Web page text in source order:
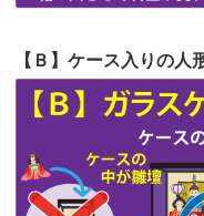
第56回人形供養祭
第55回人形供養
第54回人形供養
【Ｂ】ケース入りの人